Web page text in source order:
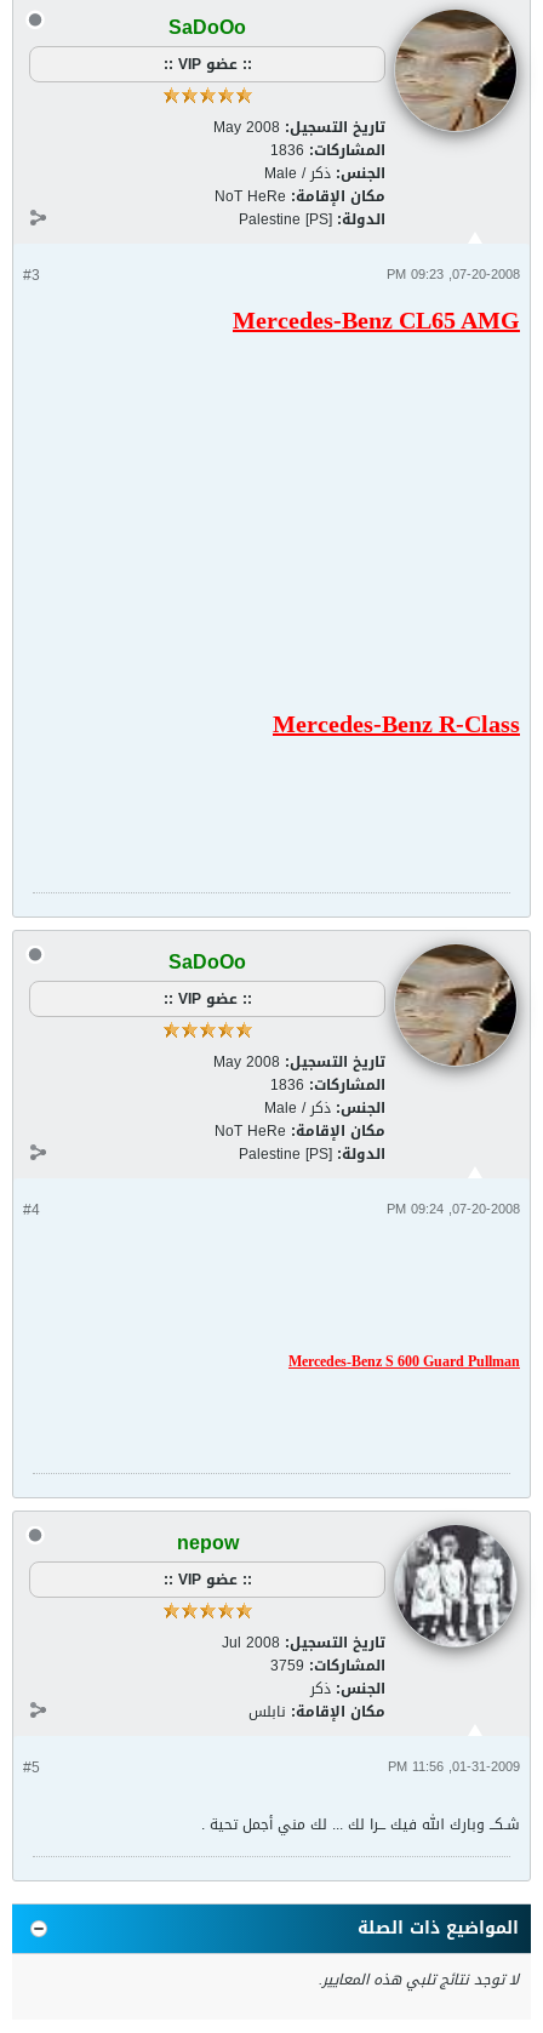
SaDoOo
:: عضو VIP ::
تاريخ التسجيل: May 2008
المشاركات: 1836
الجنس: ذكر / Male
مكان الإقامة: NoT HeRe
الدولة: Palestine [PS]
#3 07-20-2008, 09:23 PM
Mercedes-Benz CL65 AMG
Mercedes-Benz R-Class
SaDoOo
:: عضو VIP ::
تاريخ التسجيل: May 2008
المشاركات: 1836
الجنس: ذكر / Male
مكان الإقامة: NoT HeRe
الدولة: Palestine [PS]
#4 07-20-2008, 09:24 PM
Mercedes-Benz S 600 Guard Pullman
nepow
:: عضو VIP ::
تاريخ التسجيل: Jul 2008
المشاركات: 3759
الجنس: ذكر
مكان الإقامة: نابلس
#5 01-31-2009, 11:56 PM
شـكــ وبارك الله فيك ـــرا لك ... لك مني أجمل تحية .
المواضيع ذات الصلة
لا توجد نتائج تلبي هذه المعايير.